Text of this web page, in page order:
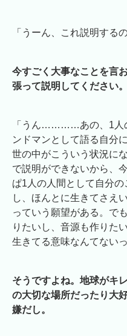
「うーん、これ説明する
今すごく大事なことを言
張って説明してください。
「うん…………あの、1人
ンドマンとして語る自分
世の中がこういう状況に
で説明ができないから、
ぱ1人の人間として自分
し、ほんとに生きてさえ
っていう願望がある。で
りたいし、音源も作りた
生きてる意味なんてない
そうですよね。地球がキ
の大切な場所だったり大
嫌だし。